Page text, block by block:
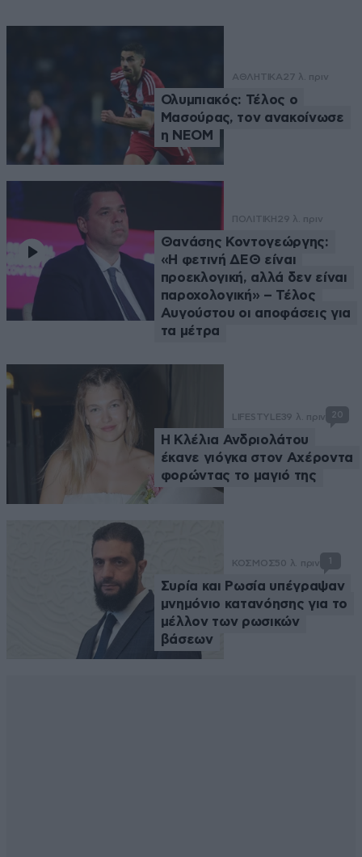
ΑΘΛΗΤΙΚΑ 27 λ. πριν
Ολυμπιακός: Τέλος ο
Μασούρας, τον ανακοίνωσε
η ΝΕΟΜ
ΠΟΛΙΤΙΚΗ29 λ. πριν
Θανάσης Κοντογεώργης:
«Η φετινή ΔΕΘ είναι
προεκλογική, αλλά δεν είναι
παροχολογική» – Τέλος
Αυγούστου οι αποφάσεις για
τα μέτρα
LIFESTYLE39 λ. πριν 20
Η Κλέλια Ανδριολάτου
έκανε γιόγκα στον Αχέροντα
φορώντας το μαγιό της
ΚΟΣΜΟΣ50 λ. πριν
Συρία και Ρωσία υπέγραψαν
μνημόνιο κατανόησης για το
μέλλον των ρωσικών
βάσεων